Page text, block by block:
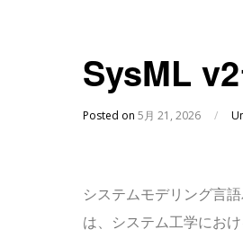
SysML
Posted on 5月 21, 2026 /
システムモデリング言
は、システム工学にお